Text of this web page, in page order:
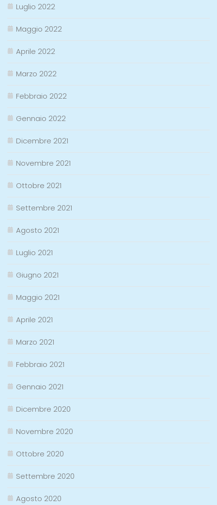
Luglio 2022
Maggio 2022
Aprile 2022
Marzo 2022
Febbraio 2022
Gennaio 2022
Dicembre 2021
Novembre 2021
Ottobre 2021
Settembre 2021
Agosto 2021
Luglio 2021
Giugno 2021
Maggio 2021
Aprile 2021
Marzo 2021
Febbraio 2021
Gennaio 2021
Dicembre 2020
Novembre 2020
Ottobre 2020
Settembre 2020
Agosto 2020